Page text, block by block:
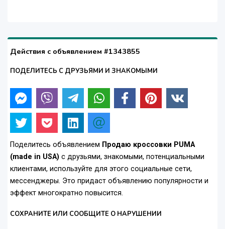
Действия с объявлением #1343855
ПОДЕЛИТЕСЬ С ДРУЗЬЯМИ И ЗНАКОМЫМИ
Поделитесь объявлением Продаю кроссовки PUMA
(made in USA) с друзьями, знакомыми, потенциальными
клиентами, используйте для этого социальные сети,
мессенджеры. Это придаст объявлению популярности и
эффект многократно повысится.
СОХРАНИТЕ ИЛИ СООБЩИТЕ О НАРУШЕНИИ